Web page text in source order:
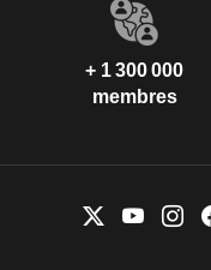
+ 1 300 000
membres